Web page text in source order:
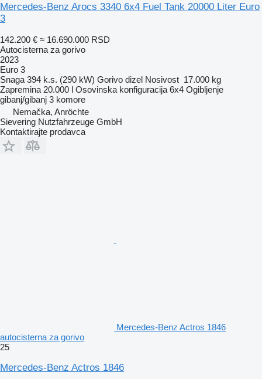
Mercedes-Benz Arocs 3340 6x4 Fuel Tank 20000 Liter Euro
3
142.200 € ≈ 16.690.000 RSD
Autocisterna za gorivo
2023
Euro 3
Snaga 394 k.s. (290 kW) Gorivo dizel Nosivost 17.000 kg
Zapremina 20.000 l Osovinska konfiguracija 6x4 Ogibljenje
gibanj/gibanj 3 komore
Nemačka, Anröchte
Sievering Nutzfahrzeuge GmbH
Kontaktirajte prodavca
Mercedes-Benz Actros 1846
autocisterna za gorivo
25
Mercedes-Benz Actros 1846